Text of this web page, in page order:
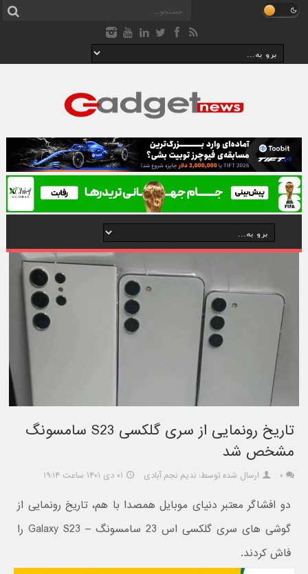
تاریخ رونمایی از سری گلکسی S23 سامسونگ
مشخص شد
۰ ارسال شده توسط: ندیم نجم آبادی ۰۱ دی ۱۴۰۱ ساعت ۱۹:۱۴
دو افشاگر معتبر دنیای موبایل همصدا با هم، تاریخ رونمایی از
گوشی های سری گلکسی اس 23 سامسونگ – Galaxy S23 را
فاش کردند.